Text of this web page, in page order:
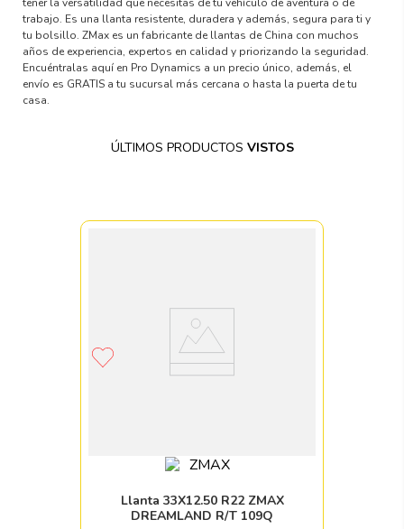
trabajo. Es una llanta resistente, duradera y además, segura para ti y
tu bolsillo. ZMax es un fabricante de llantas de China con muchos
años de experiencia, expertos en calidad y priorizando la seguridad.
Encuéntralas aquí en Pro Dynamics a un precio único, además, el
envío es GRATIS a tu sucursal más cercana o hasta la puerta de tu
casa.
ÚLTIMOS PRODUCTOS VISTOS
Llanta 33X12.50 R22 ZMAX
DREAMLAND R/T 109Q